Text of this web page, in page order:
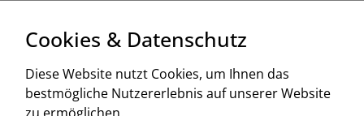
Aktionsbedingungen
www.worahnik.at
Zentrale Köttlach
Cookies & Datenschutz
Diese Website nutzt Cookies, um Ihnen das
bestmögliche Nutzererlebnis auf unserer Website